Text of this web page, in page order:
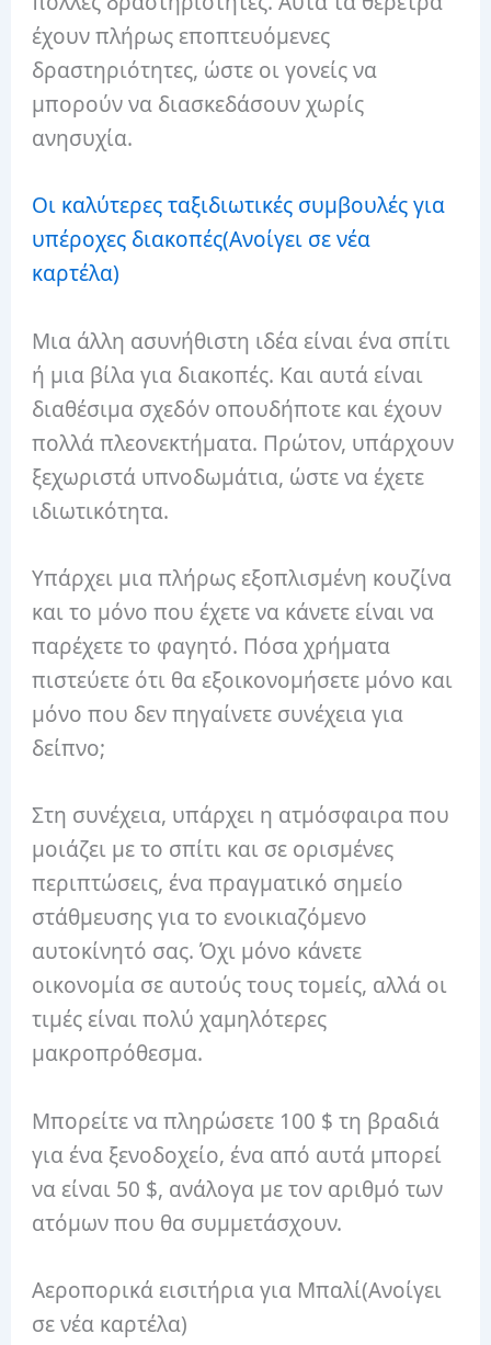
έχουν πλήρως εποπτευόμενες
δραστηριότητες, ώστε οι γονείς να
μπορούν να διασκεδάσουν χωρίς
ανησυχία.
Οι καλύτερες ταξιδιωτικές συμβουλές για
υπέροχες διακοπές(Ανοίγει σε νέα
καρτέλα)
Μια άλλη ασυνήθιστη ιδέα είναι ένα σπίτι
ή μια βίλα για διακοπές. Και αυτά είναι
διαθέσιμα σχεδόν οπουδήποτε και έχουν
πολλά πλεονεκτήματα. Πρώτον, υπάρχουν
ξεχωριστά υπνοδωμάτια, ώστε να έχετε
ιδιωτικότητα.
Υπάρχει μια πλήρως εξοπλισμένη κουζίνα
και το μόνο που έχετε να κάνετε είναι να
παρέχετε το φαγητό. Πόσα χρήματα
πιστεύετε ότι θα εξοικονομήσετε μόνο και
μόνο που δεν πηγαίνετε συνέχεια για
δείπνο;
Στη συνέχεια, υπάρχει η ατμόσφαιρα που
μοιάζει με το σπίτι και σε ορισμένες
περιπτώσεις, ένα πραγματικό σημείο
στάθμευσης για το ενοικιαζόμενο
αυτοκίνητό σας. Όχι μόνο κάνετε
οικονομία σε αυτούς τους τομείς, αλλά οι
τιμές είναι πολύ χαμηλότερες
μακροπρόθεσμα.
Μπορείτε να πληρώσετε 100 $ τη βραδιά
για ένα ξενοδοχείο, ένα από αυτά μπορεί
να είναι 50 $, ανάλογα με τον αριθμό των
ατόμων που θα συμμετάσχουν.
Αεροπορικά εισιτήρια για Μπαλί(Ανοίγει
σε νέα καρτέλα)